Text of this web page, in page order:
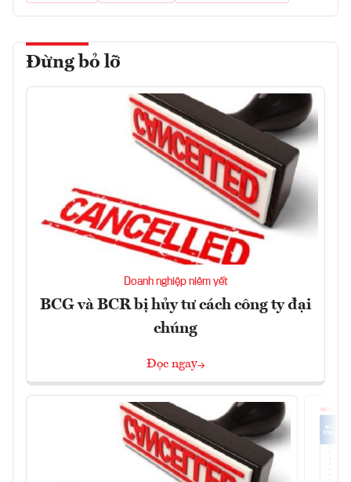
Đừng bỏ lỡ
Doanh nghiệp niêm yết
BCG và BCR bị hủy tư cách công ty đại
chúng
Đọc ngay